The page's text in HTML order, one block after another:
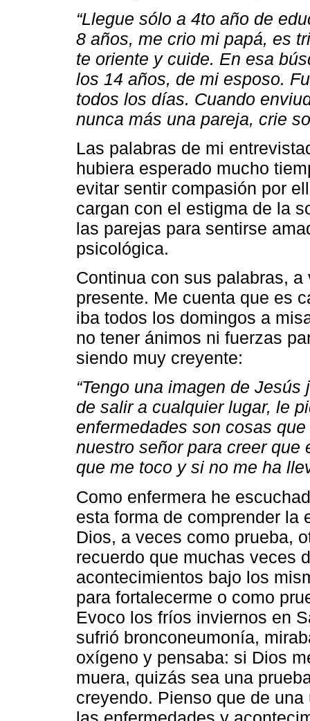
“Llegue sólo a 4to año de
8 años, me crio mi papá, es
te oriente y cuide. En esa
los 14 años, de mi esposo.
todos los días. Cuando
nunca más una pareja, crie
Las palabras de mi
hubiera esperado mucho
evitar sentir compasión por
cargan con el estigma de la
las parejas para sentirse
psicológica.
Continua con sus palabras,
presente. Me cuenta que es
iba todos los domingos a
no tener ánimos ni fuerzas
siendo muy creyente:
“Tengo una imagen de
de salir a cualquier lugar, le
enfermedades son cosas
nuestro señor para creer
que me toco y si no me ha
Como enfermera he
esta forma de comprender la
Dios, a veces como prueba,
recuerdo que muchas veces
acontecimientos bajo los
para fortalecerme o como
Evoco los fríos inviernos en
sufrió bronconeumonía,
oxígeno y pensaba: si Dios
muera, quizás sea una
creyendo. Pienso que de